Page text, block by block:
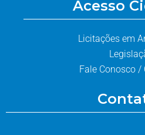
Acesso
Licitações em
Fale Conosco /